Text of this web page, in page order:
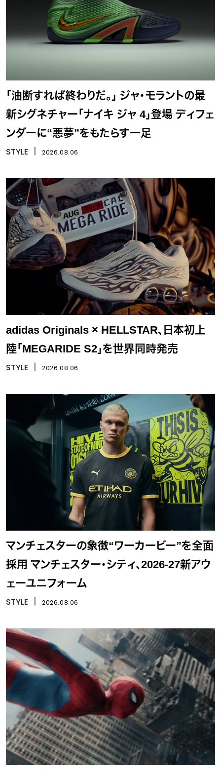
「油断すれば終わりだ。」 ジャ・モラントの最
新シグネチャー「ナイキ ジャ 4」登場 ディフェ
ンダーに“悪夢”をもたらす一足
STYLE 2026.08.06
adidas Originals × HELLSTAR、日本初上
陸「MEGARIDE S2」を世界同時発売
STYLE 2026.08.06
マンチェスターの象徴“ワーカービー”を全面
採用 マンチェスター・シティ、2026-27新アウ
ェーユニフォーム
STYLE 2026.08.06